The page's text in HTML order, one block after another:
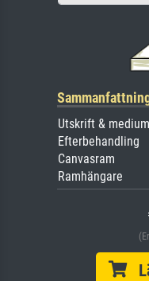
Utskrift & medium
Efterbehandling
Canvasram
Ramhängare